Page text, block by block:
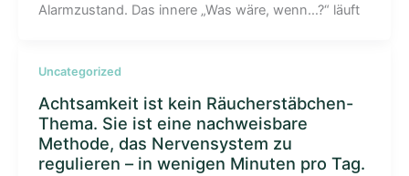
Alarmzustand. Das innere „Was wäre, wenn…?“ läuft
Uncategorized
Achtsamkeit ist kein Räucherstäbchen-
Thema. Sie ist eine nachweisbare
Methode, das Nervensystem zu
regulieren – in wenigen Minuten pro Tag.